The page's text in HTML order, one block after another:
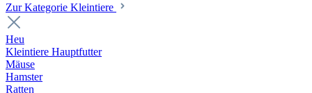
Zur Kategorie Kleintiere
Heu
Kleintiere Hauptfutter
Mäuse
Hamster
Ratten